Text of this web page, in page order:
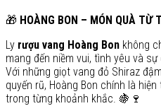
🎁 HOÀNG BON – MÓN QUÀ TỪ
Ly rượu vang Hoàng Bon không
mang đến niềm vui, tình yêu và sự
Với những giọt vang đỏ Shiraz
quyến rũ, Hoàng Bon chính là
trong từng khoảnh khắc. 🍇🍷